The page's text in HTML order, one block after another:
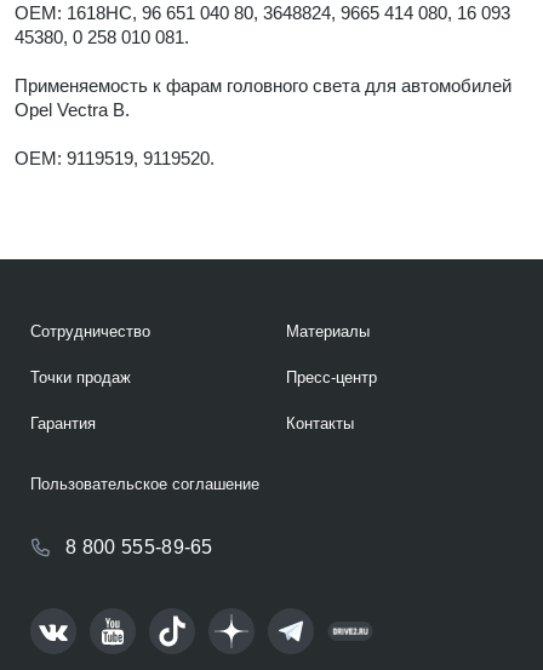
OEM: 1618HC, 96 651 040 80, 3648824, 9665 414 080, 16 093
45380, 0 258 010 081.
Применяемость к фарам головного света для автомобилей
Opel Vectra B.
OEM: 9119519, 9119520.
Сотрудничество
Точки продаж
Гарантия
Материалы
Пресс-центр
Контакты
8 800 555-89-65
Пользовательское соглашение